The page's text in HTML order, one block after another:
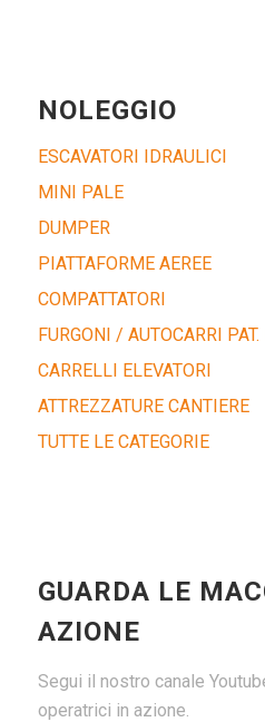
NOLEGGIO
ESCAVATORI IDRAULICI
MINI PALE
DUMPER
PIATTAFORME AEREE
COMPATTATORI
FURGONI / AUTOCARRI PAT.
CARRELLI ELEVATORI
ATTREZZATURE CANTIERE
TUTTE LE CATEGORIE
GUARDA LE
AZIONE
Segui il nostro canale
operatrici in azione.